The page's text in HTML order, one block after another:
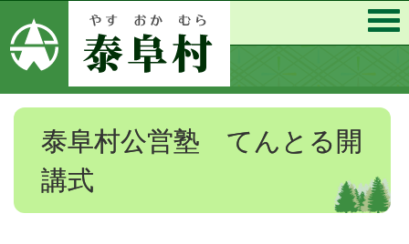
泰阜村公営塾 てんとる開
講式